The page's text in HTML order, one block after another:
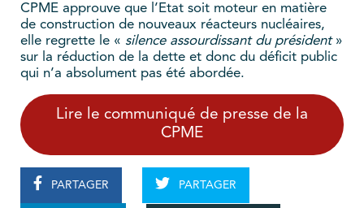
CPME approuve que l’Etat soit moteur en matière
de construction de nouveaux réacteurs nucléaires,
elle regrette le « silence assourdissant du président»
sur la réduction de la dette et donc du déficit public
qui n’a absolument pas été abordée.
Lire le communiqué de presse de la
CPME
PARTAGER PARTAGER